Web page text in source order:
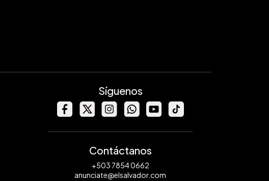
Síguenos
Contáctanos
+503 7854 0662
anunciate@elsalvador.com